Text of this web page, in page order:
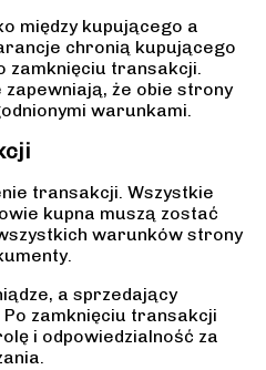
między kupującego a
chronią kupującego
zamknięciu transakcji.
że obie strony
warunkami.
transakcji. Wszystkie
kupna muszą zostać
warunków strony
a sprzedający
zamknięciu transakcji
i odpowiedzialność za